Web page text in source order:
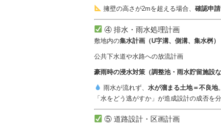
擁壁の高さが2mを超える場合、 確認申
④ 排水・雨水処理計画
敷地内の集水計画（U字溝、側溝、集水桝）
公共下水道や水路への放流計画
豪雨時の浸水対策（調整池・雨水貯留施設な
雨水が流れず、 水が溜まる土地＝不良地。
「水をどう逃がすか」が造成設計の成否を分
⑤ 道路設計・区画計画